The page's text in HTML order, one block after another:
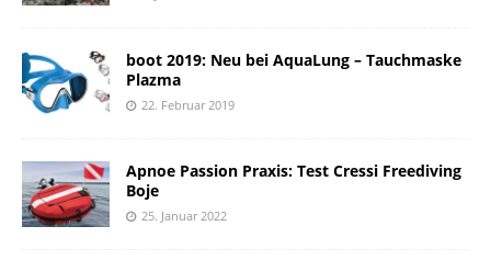
boot 2019: Neu bei AquaLung – Tauchmaske
Plazma
22. Februar 2019
Apnoe Passion Praxis: Test Cressi Freediving
Boje
25. Januar 2022